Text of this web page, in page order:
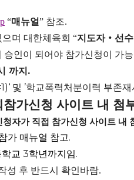
“매뉴얼” 참조.
며 대한체육회 “지도자‧ 선
승인이 되어야 참가신청이 가
까지.
및 ’학교폭력처분이력 부존재
가신청 사이트 내 첨
청자가 직접 참가신청 사이트 내
가 매뉴얼 참고.
교 3학년까지임.
성 후 반드시 확인바람.